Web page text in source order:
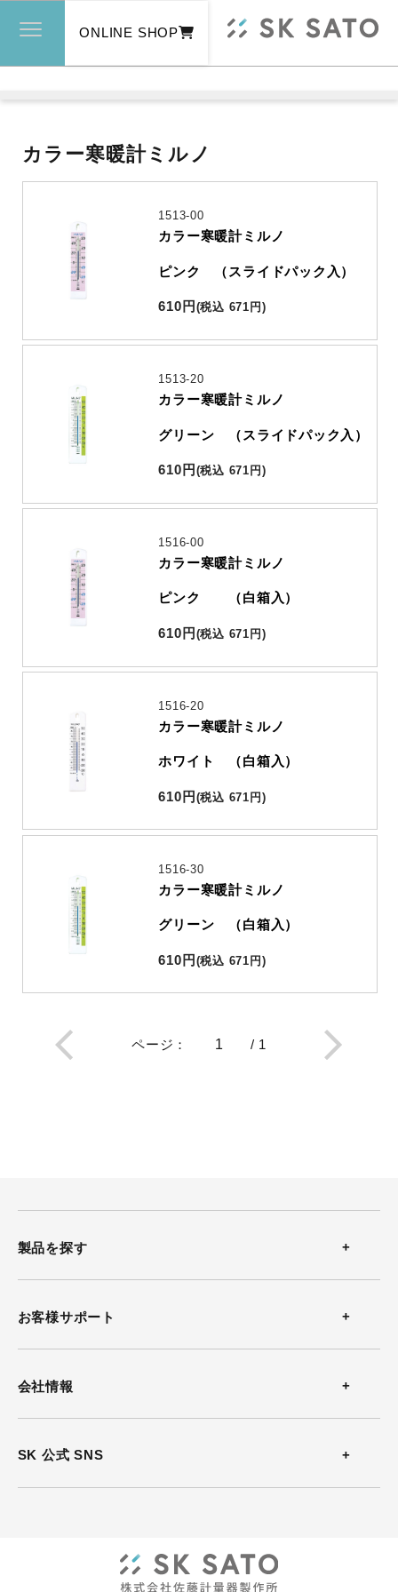
ONLINE SHOP
カラー寒暖計ミルノ
1513-00
カラー寒暖計ミルノ
ピンク （スライドパック入）
610 円 (税込 671 円 )
1513-20
カラー寒暖計ミルノ
グリーン （スライドパック入）
610 円 (税込 671 円 )
1516-00
カラー寒暖計ミルノ
ピンク （白箱入）
610 円 (税込 671 円 )
1516-20
カラー寒暖計ミルノ
ホワイト （白箱入）
610 円 (税込 671 円 )
1516-30
カラー寒暖計ミルノ
グリーン （白箱入）
610 円 (税込 671 円 )
ページ ： / 1
SK 公式 SNS
会社情報
お客様サポート
製品を探す
熱中症計